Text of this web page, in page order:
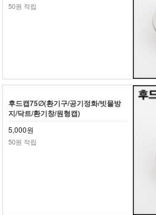
50원 적립
후드캡75∅(환기구/공기정화/빗물방
지/닥트/환기창/원형캡)
5,000원
50원 적립